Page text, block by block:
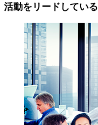
活動をリードしている